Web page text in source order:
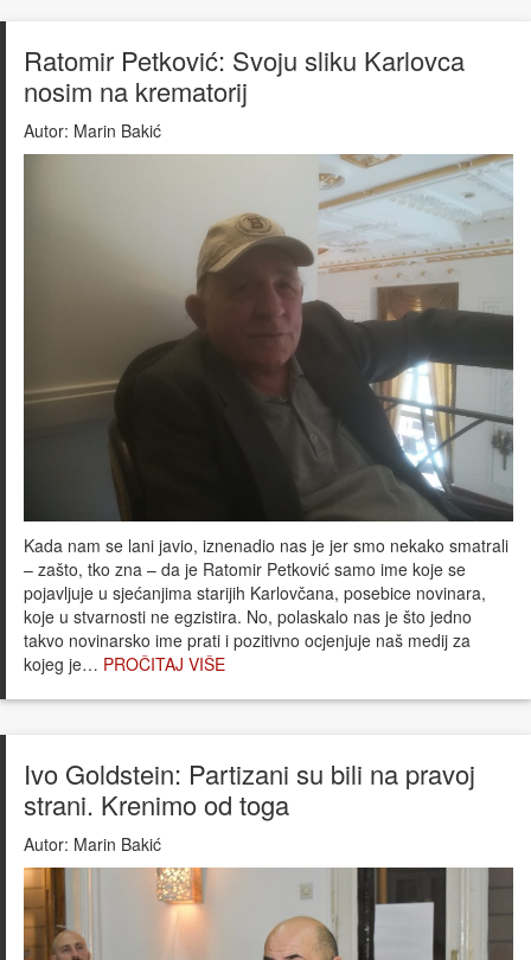
Ratomir Petković: Svoju sliku Karlovca
nosim na krematorij
Autor: Marin Bakić
Kada nam se lani javio, iznenadio nas je jer smo nekako smatrali
– zašto, tko zna – da je Ratomir Petković samo ime koje se
pojavljuje u sjećanjima starijih Karlovčana, posebice novinara,
koje u stvarnosti ne egzistira. No, polaskalo nas je što jedno
takvo novinarsko ime prati i pozitivno ocjenjuje naš medij za
kojeg je… PROČITAJ VIŠE
Ivo Goldstein: Partizani su bili na pravoj
strani. Krenimo od toga
Autor: Marin Bakić